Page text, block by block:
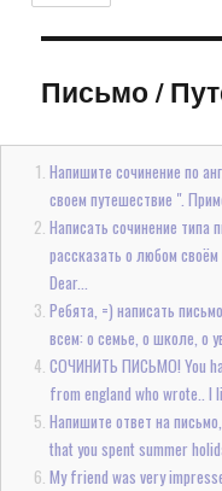
Письмо/
Напишите сочинение по
своем путешествие ".
Написать сочинение типа
рассказать о любом
Dear...
Ребята, =) написать
всем: о семье, о школе, о
СОЧИНИТЬ ПИСЬМО! You
from england who wrote.. I
Напишите ответ на
that you spent summer
My friend was very